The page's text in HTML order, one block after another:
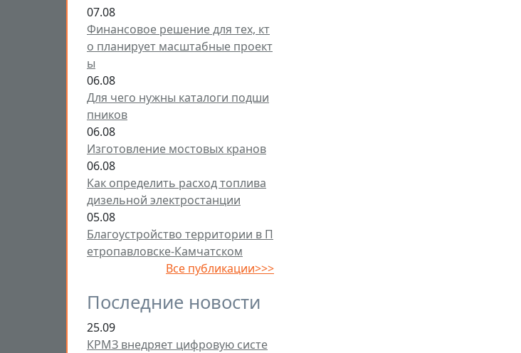
07.08
Финансовое решение для тех, кт
о планирует масштабные проект
ы
06.08
Для чего нужны каталоги подши
пников
06.08
Изготовление мостовых кранов
06.08
Как определить расход топлива
дизельной электростанции
05.08
Благоустройство территории в П
етропавловске-Камчатском
Все публикации>>>
Последние новости
25.09
КРМЗ внедряет цифровую систе